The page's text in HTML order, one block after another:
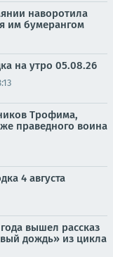
наворотила
им бумерангом
на утро 05.08.26
Трофима,
праведного воина
4 августа
вышел рассказ
дождь» из цикла